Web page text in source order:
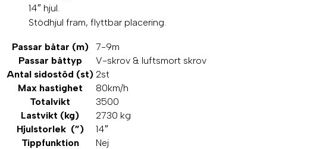
14″ hjul.
Stödhjul fram, flyttbar placering.
Passar båtar (m)
7-9m
Passar båttyp
V-skrov & luftsmort skrov
Antal sidostöd (st) 2st
Max hastighet
80km/h
Totalvikt
3500
Lastvikt (kg)
2730 kg
Hjulstorlek (”)
14″
Tippfunktion
Nej